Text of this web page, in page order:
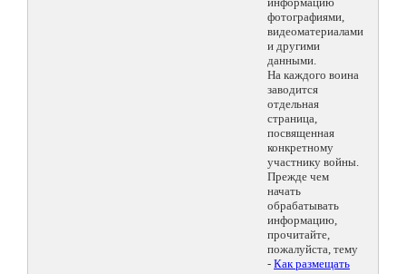
фотографиями,
видеоматериалами
и другими
данными.
На каждого воина
заводится
отдельная
страница,
посвященная
конкретному
участнику войны.
Прежде чем
начать
обрабатывать
информацию,
прочитайте,
пожалуйста, тему
- Как размещать